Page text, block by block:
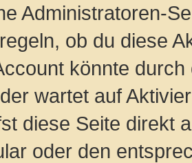
Administratoren-
ob du diese
könnte
wartet auf
diese Seite direkt
oder den